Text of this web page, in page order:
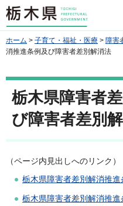
栃木県
ホーム > 子育て・福祉・医療 > 障害
消推進条例及び障害者差別解消法
栃木県障害者
び障害者差別
（ページ内見出しへのリンク）
栃木県障害者差別解消推進
栃木県障害者差別解消推進